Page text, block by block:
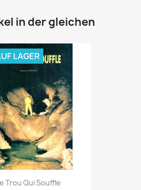
in der gleichen
Trou Qui Souffle
LAGER